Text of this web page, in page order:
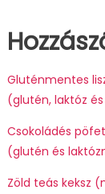
Gluténmentes
(glutén, laktóz
Csokoládés
(glutén és
Zöld teás keksz